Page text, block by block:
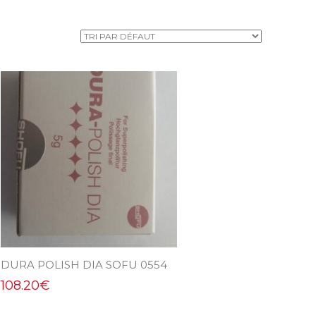
DURA POLISH DIA SOFU 0554
108.20€